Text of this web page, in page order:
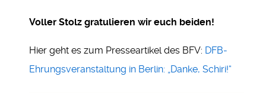
Voller Stolz gratulieren wir euch beiden!
Hier geht es zum Presseartikel des BFV: DFB-
Ehrungsveranstaltung in Berlin: „Danke, Schiri!“